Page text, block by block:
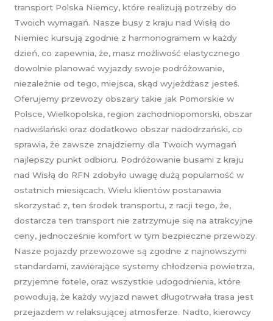
transport Polska Niemcy, które realizują potrzeby do
Twoich wymagań. Nasze busy z kraju nad Wisłą do
Niemiec kursują zgodnie z harmonogramem w każdy
dzień, co zapewnia, że, masz możliwość elastycznego
dowolnie planować wyjazdy swoje podróżowanie,
niezależnie od tego, miejsca, skąd wyjeżdżasz jesteś.
Oferujemy przewozy obszary takie jak Pomorskie w
Polsce, Wielkopolska, region zachodniopomorski, obszar
nadwiślański oraz dodatkowo obszar nadodrzański, co
sprawia, że zawsze znajdziemy dla Twoich wymagań
najlepszy punkt odbioru. Podróżowanie busami z kraju
nad Wisłą do RFN zdobyło uwagę dużą popularność w
ostatnich miesiącach. Wielu klientów postanawia
skorzystać z, ten środek transportu, z racji tego, że,
dostarcza ten transport nie zatrzymuje się na atrakcyjne
ceny, jednocześnie komfort w tym bezpieczne przewozy.
Nasze pojazdy przewozowe są zgodne z najnowszymi
standardami, zawierające systemy chłodzenia powietrza,
przyjemne fotele, oraz wszystkie udogodnienia, które
powodują, że każdy wyjazd nawet długotrwała trasa jest
przejazdem w relaksującej atmosferze. Nadto, kierowcy